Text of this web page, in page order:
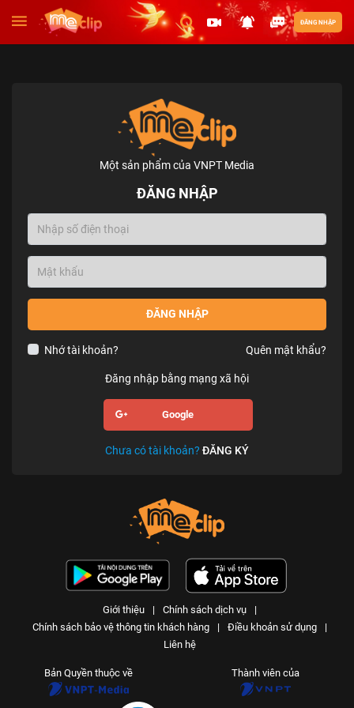
ĐĂNG NHẬP
Một sản phẩm của VNPT Media
ĐĂNG NHẬP
ĐĂNG NHẬP
Nhớ tài khoản? Quên mật khẩu?
Đăng nhập bằng mạng xã hội
Google
Chưa có tài khoản? ĐĂNG KÝ
Giới thiệu | Chính sách dịch vụ
|
Chính sách bảo vệ thông tin khách hàng
| Điều khoản sử dụng
|
Liên hệ
Bản Quyền thuộc về Thành viên của